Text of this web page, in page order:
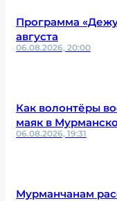
Программа
августа
06.08.2026, 20:00
Как волонтёры
маяк в
06.08.2026, 19:31
Мурманчанам